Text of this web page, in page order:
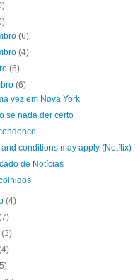
(6)
(4)
(6)
(6)
vez em Nova York
se nada der certo
and conditions may apply (Netflix)
de Notícias
(4)
(3)